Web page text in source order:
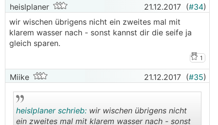
heislplaner 21.12.2017 (#34)
wir wischen übrigens nicht ein zweites mal mit
klarem wasser nach - sonst kannst dir die seife ja
gleich sparen.
1
Miike 21.12.2017 (#35)
heislplaner schrieb: wir wischen übrigens nicht
ein zweites mal mit klarem wasser nach - sonst